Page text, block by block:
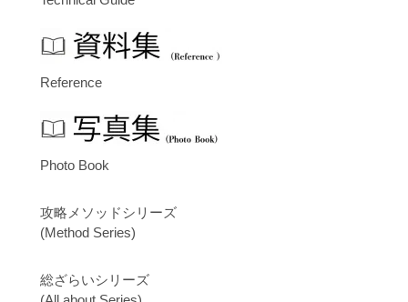
Reference
Photo Book
攻略メソッドシリーズ
(Method Series)
総ざらいシリーズ